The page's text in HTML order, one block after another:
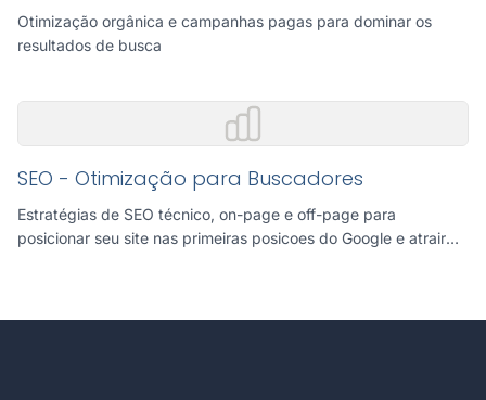
Otimização orgânica e campanhas pagas para dominar os
resultados de busca
SEO - Otimização para Buscadores
Estratégias de SEO técnico, on-page e off-page para
posicionar seu site nas primeiras posicoes do Google e atrair